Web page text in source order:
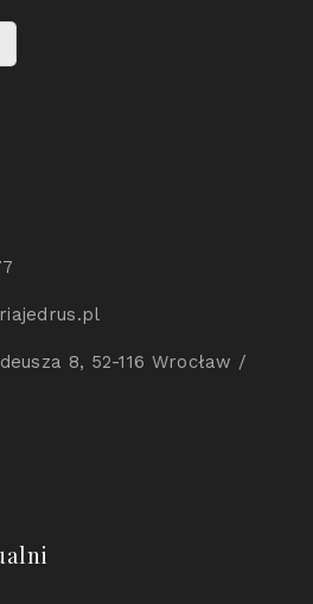
8, 52-116 Wrocław /